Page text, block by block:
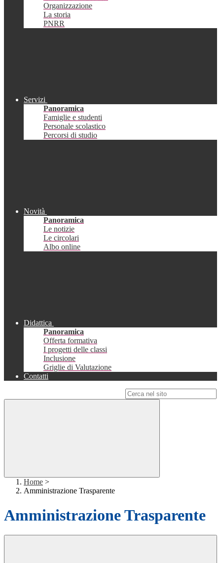
Organizzazione
La storia
PNRR
Servizi
Panoramica
Famiglie e studenti
Personale scolastico
Percorsi di studio
Novità
Panoramica
Le notizie
Le circolari
Albo online
Didattica
Panoramica
Offerta formativa
I progetti delle classi
Inclusione
Griglie di Valutazione
Contatti
Home >
Amministrazione Trasparente
Amministrazione Trasparente